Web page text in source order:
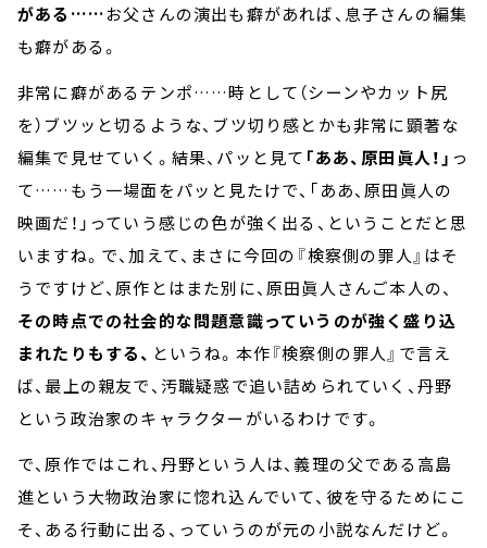
がある……お父さんの演出も癖があれば、息子さんの編集
も癖がある。
非常に癖があるテンポ……時として（シーンやカット尻
を）ブツッと切るような、ブツ切り感とかも非常に顕著な
編集で見せていく。結果、パッと見て 「ああ、原田眞人！」 っ
て……もう一場面をパッと見たけで、「ああ、原田眞人の
映画だ！」っていう感じの色が強く出る、ということだと思
いますね。で、加えて、まさに今回の『検察側の罪人』はそ
うですけど、原作とはまた別に、原田眞人さんご本人の、
その時点での社会的な問題意識っていうのが強く盛り込
まれたりもする、 というね。本作『検察側の罪人』で言え
ば、最上の親友で、汚職疑惑で追い詰められていく、丹野
という政治家のキャラクターがいるわけです。
で、原作ではこれ、丹野という人は、義理の父である高島
進という大物政治家に惚れ込んでいて、彼を守るためにこ
そ、ある行動に出る、っていうのが元の小説なんだけど。